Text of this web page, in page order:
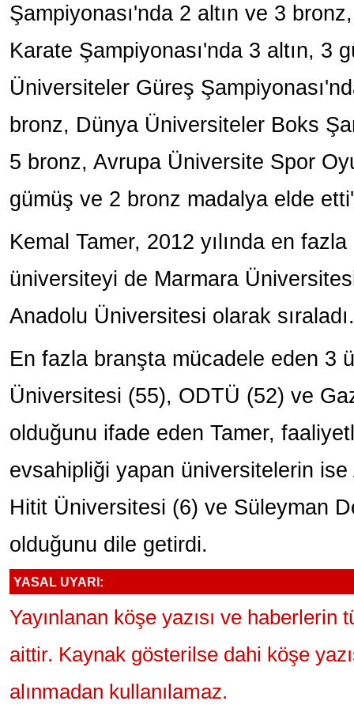
Şampiyonası'nda 2 altın ve 3
Karate Şampiyonası'nda 3 altın, 3
Üniversiteler Güreş
bronz, Dünya Üniversiteler Boks
5 bronz, Avrupa Üniversite Spor
gümüş ve 2 bronz madalya elde
Kemal Tamer, 2012 yılında en
üniversiteyi de Marmara
Anadolu Üniversitesi olarak sıraladı.
En fazla branşta mücadele eden 3
Üniversitesi (55), ODTÜ (52) ve
olduğunu ifade eden Tamer,
evsahipliği yapan üniversitelerin
Hitit Üniversitesi (6) ve Süleyman
olduğunu dile getirdi.
YASAL UYARI:
Yayınlanan köşe yazısı ve haberlerin
aittir. Kaynak gösterilse dahi köşe
alınmadan kullanılamaz.